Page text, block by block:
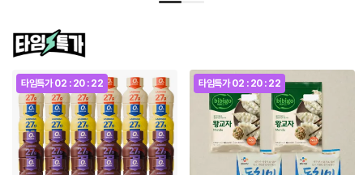
타임특가 02 : 20 : 20 타임특가 02 : 20 : 20